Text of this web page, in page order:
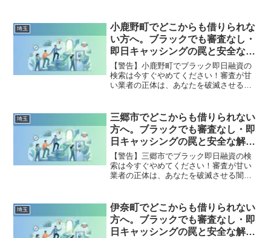
市で違法業者を避け、借金地獄から抜け
出した方々の実体験と確実な解決策を完
全公開。
埼玉
小鹿野町でどこからも借りられな
い方へ。ブラックでも審査なし・
即日キャッシングの罠と安全な解
決策
【警告】小鹿野町でブラック即日融資の
検索は今すぐやめてください！審査が甘
い業者の正体は、あなたを破滅させる闇
小鹿野町で違法業者を避け、借金地獄か
ら抜け出した方々の実体験と確実な解決
策を完全公開。
埼玉
三郷市でどこからも借りられない
方へ。ブラックでも審査なし・即
日キャッシングの罠と安全な解決
策
【警告】三郷市でブラック即日融資の検
索は今すぐやめてください！審査が甘い
業者の正体は、あなたを破滅させる闇金
市で違法業者を避け、借金地獄から抜け
出した方々の実体験と確実な解決策を完
全公開。
埼玉
伊奈町でどこからも借りられない
方へ。ブラックでも審査なし・即
日キャッシングの罠と安全な解決